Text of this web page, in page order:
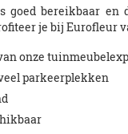
goed bereikbaar
je bij Eurofleur
onze
parkeerplekken